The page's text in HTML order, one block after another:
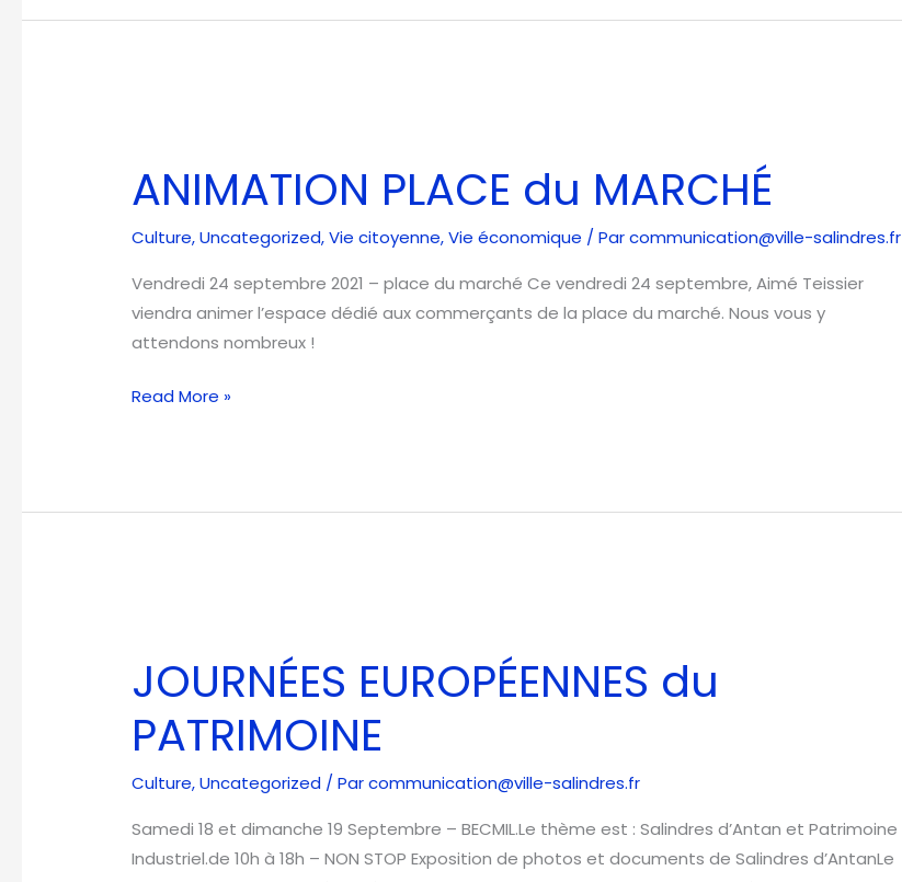
ANIMATION PLACE du MARCHÉ
Culture,Uncategorized,Vie citoyenne,Vie économique / Parcommunication@ville-salindres.fr
Vendredi 24 septembre 2021 – place du marché Ce vendredi 24 septembre, Aimé Teissier
viendra animer l’espace dédié aux commerçants de la place du marché. Nous vous y
attendons nombreux !
du
MARCHÉ
Read More »
JOURNÉES EUROPÉENNES du
PATRIMOINE
Culture,Uncategorized / Parcommunication@ville-salindres.fr
Samedi 18 et dimanche 19 Septembre – BECMIL.Le thème est : Salindres d’Antan et Patrimoine
Industriel.de 10h à 18h – NON STOP Exposition de photos et documents de Salindres d’AntanLe
du
PATRIMOINE